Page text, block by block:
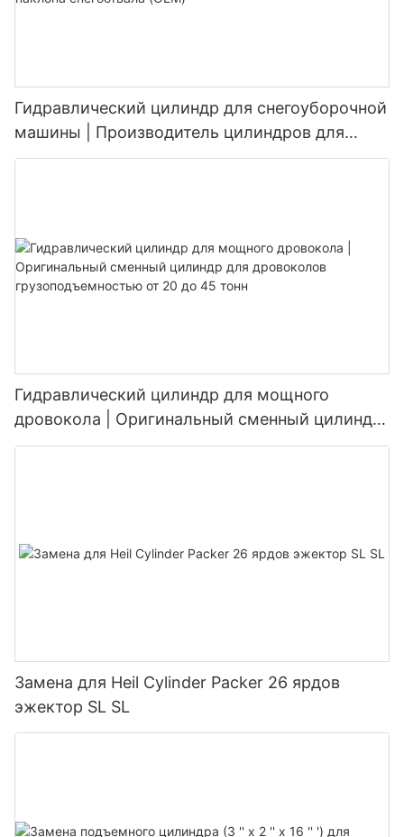
Гидравлический цилиндр для снегоуборочной
машины | Производитель цилиндров для
подъема и изменения угла наклона
Гидравлический цилиндр для мощного
дровокола | Оригинальный сменный цилиндр
для дровоколов грузоподъемностью от 20 до
Замена для Heil Cylinder Packer 26 ярдов
эжектор SL SL